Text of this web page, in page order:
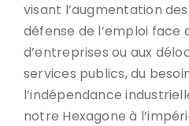
visant l’augmentation
défense de l’emploi face
d’entreprises ou aux
services publics, du
l’indépendance
notre Hexagone à